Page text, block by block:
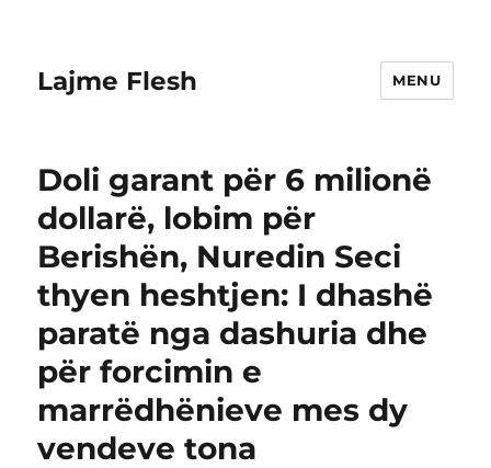
Lajme Flesh MENU
Doli garant për 6 milionë
dollarë, lobim për
Berishën, Nuredin Seci
thyen heshtjen: I dhashë
paratë nga dashuria dhe
për forcimin e
marrëdhënieve mes dy
vendeve tona